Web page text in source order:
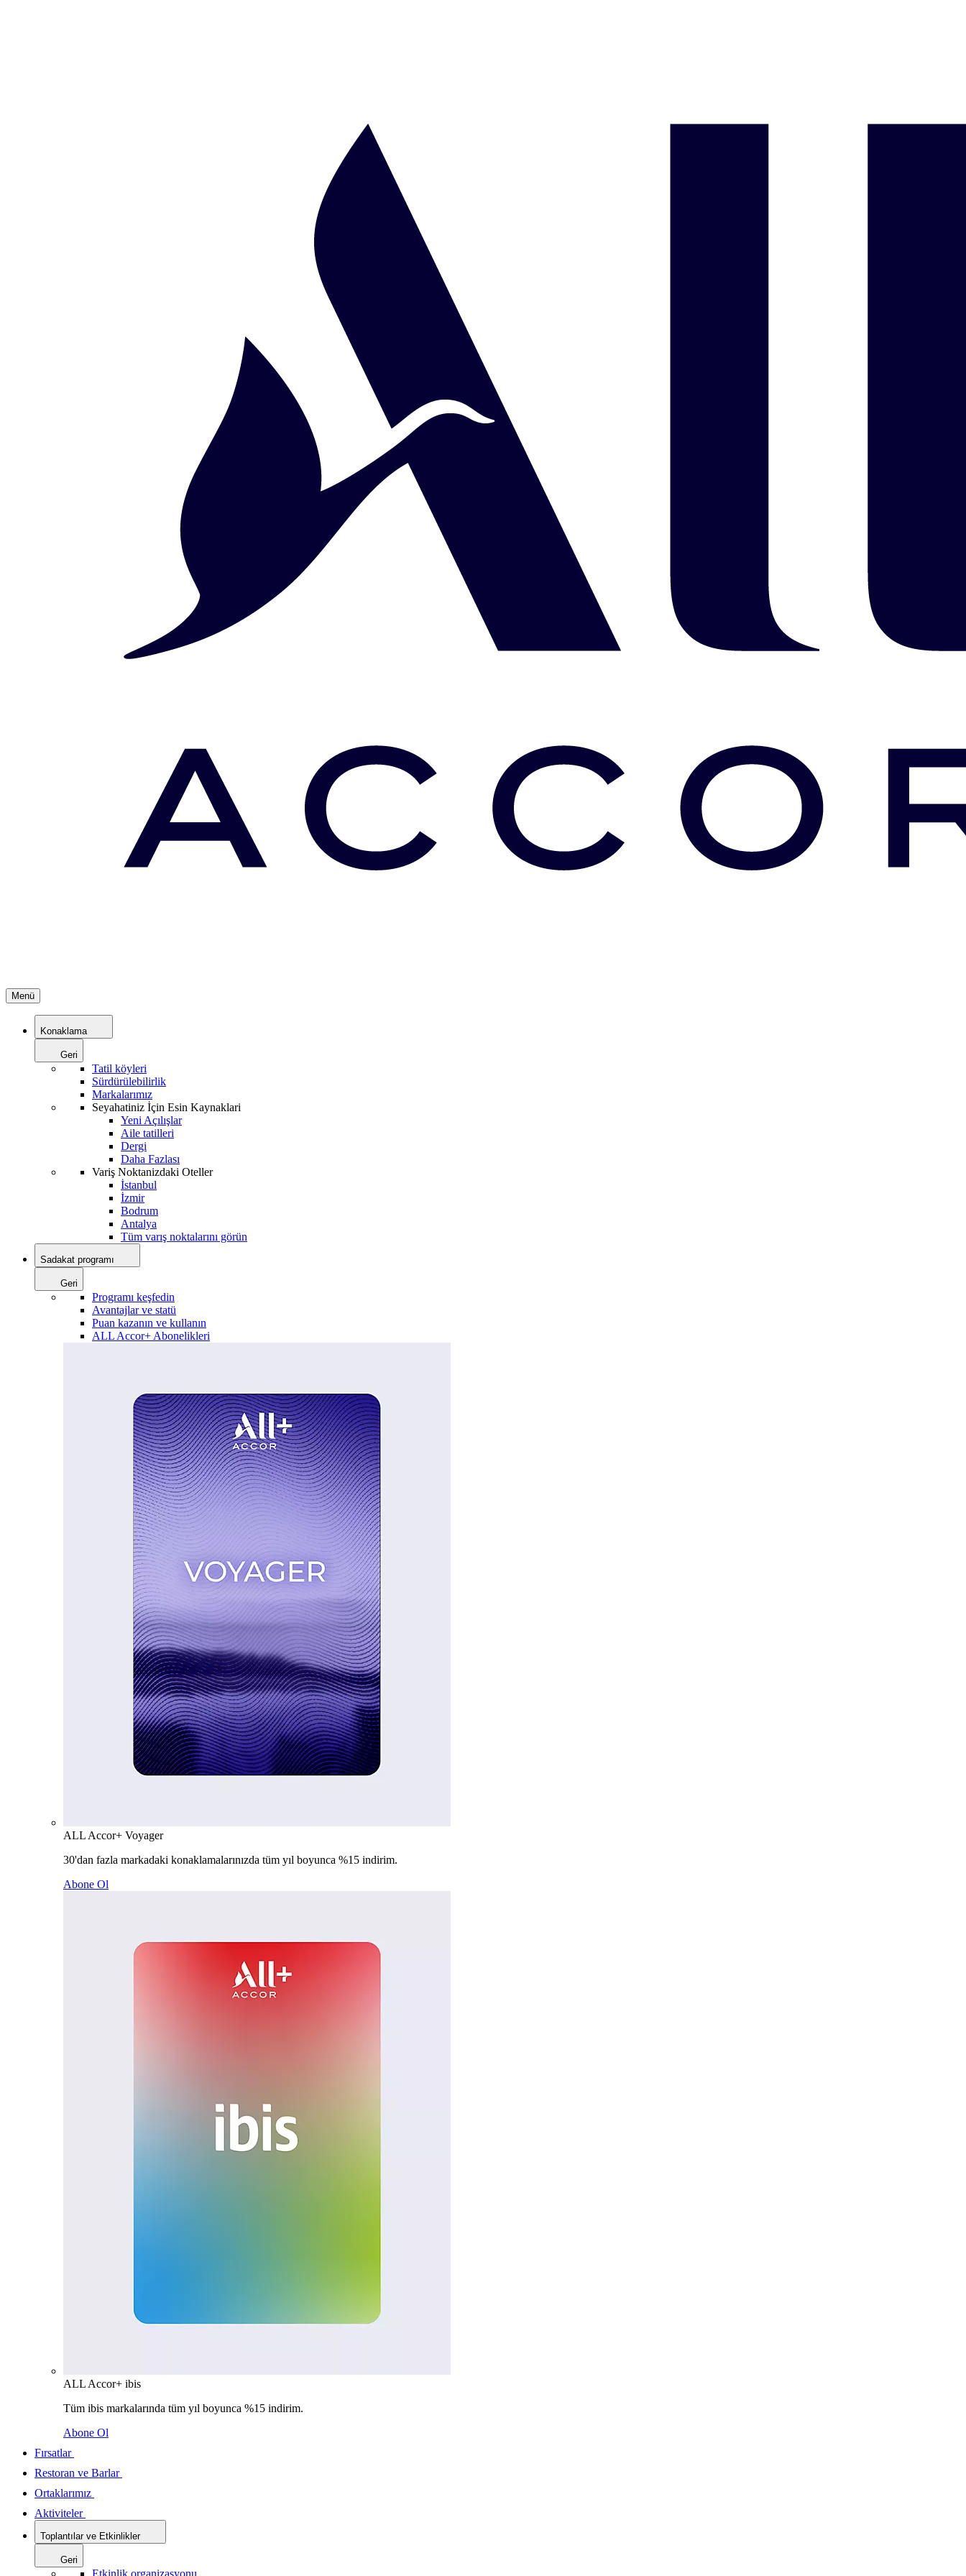
Menü
Konaklama
Geri
Tatil köyleri
Sürdürülebilirlik
Markalarımız
Seyahatiniz İçin Esin Kaynaklari
Yeni Açılışlar
Aile tatilleri
Dergi
Daha Fazlası
Variş Noktanizdaki Oteller
İstanbul
İzmir
Bodrum
Antalya
Tüm varış noktalarını görün
Sadakat programı
Geri
Programı keşfedin
Avantajlar ve statü
Puan kazanın ve kullanın
ALL Accor+ Abonelikleri
ALL Accor+ Voyager
30'dan fazla markadaki konaklamalarınızda tüm yıl boyunca %15 indirim.
Abone Ol
ALL Accor+ ibis
Tüm ibis markalarında tüm yıl boyunca %15 indirim.
Abone Ol
Fırsatlar
Restoran ve Barlar
Ortaklarımız
Aktiviteler
Toplantılar ve Etkinlikler
Geri
Etkinlik organizasyonu